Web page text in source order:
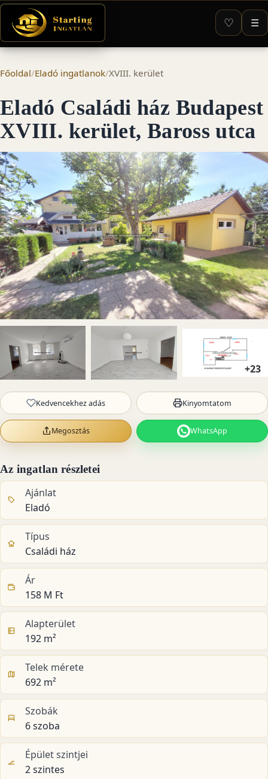
♡ ☰
Főoldal/Eladó ingatlanok/XVIII. kerület
Eladó Családi ház Budapest
XVIII. kerület, Baross utca
+23
Kedvencekhez adás Kinyomtatom
Megosztás WhatsApp
Az ingatlan részletei
Ajánlat
Eladó
Típus
Családi ház
Ár
158 M Ft
Alapterület
192 m²
Telek mérete
692 m²
Szobák
6 szoba
Épület szintjei
2 szintes